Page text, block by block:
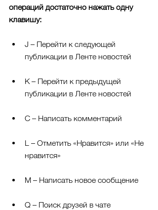
операций достаточно нажать одну
клавишу:
J – Перейти к следующей
публикации в Ленте новостей
K – Перейти к предыдущей
публикации в Ленте новостей
C – Написать комментарий
L – Отметить «Нравится» или «Не
нравится»
M – Написать новое сообщение
Q – Поиск друзей в чате